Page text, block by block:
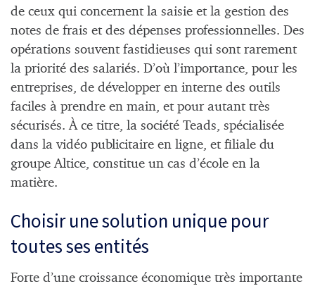
de ceux qui concernent la saisie et la gestion des
notes de frais et des dépenses professionnelles. Des
opérations souvent fastidieuses qui sont rarement
la priorité des salariés. D’où l’importance, pour les
entreprises, de développer en interne des outils
faciles à prendre en main, et pour autant très
sécurisés. À ce titre, la société Teads, spécialisée
dans la vidéo publicitaire en ligne, et filiale du
groupe Altice, constitue un cas d’école en la
matière.
Choisir une solution unique pour
toutes ses entités
Forte d’une croissance économique très importante